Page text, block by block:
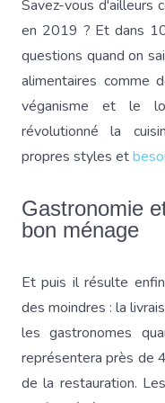
Savez-vous d'ailleurs
en 2019 ? Et dans
questions quand on
alimentaires comme
véganisme et le
révolutionné la
propres styles et
Gastronomie
bon ménage
Et puis il résulte
des moindres : la
les gastronomes
représentera près de
de la restauration.